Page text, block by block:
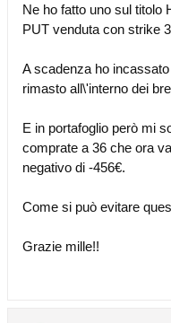
Ne ho fatto uno sul titolo
PUT venduta con strike
A scadenza ho
rimasto all\'interno dei
E in portafoglio però mi
comprate a 36 che ora
negativo di -456€.
Come si può evitare
Grazie mille!!